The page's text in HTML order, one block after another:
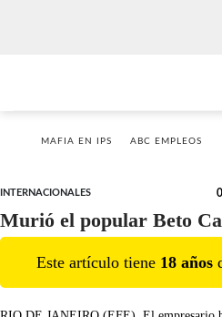
MAFIA EN IPS ABC EMPLEOS
INTERNACIONALES
Murió el popular Beto
Este artículo tiene 18 años